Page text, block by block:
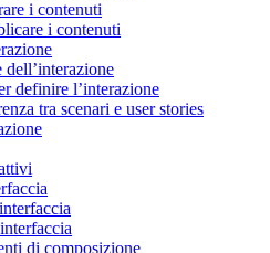
i contenuti
i contenuti
dell’interazione
definire l’interazione
tra scenari e user stories
di composizione